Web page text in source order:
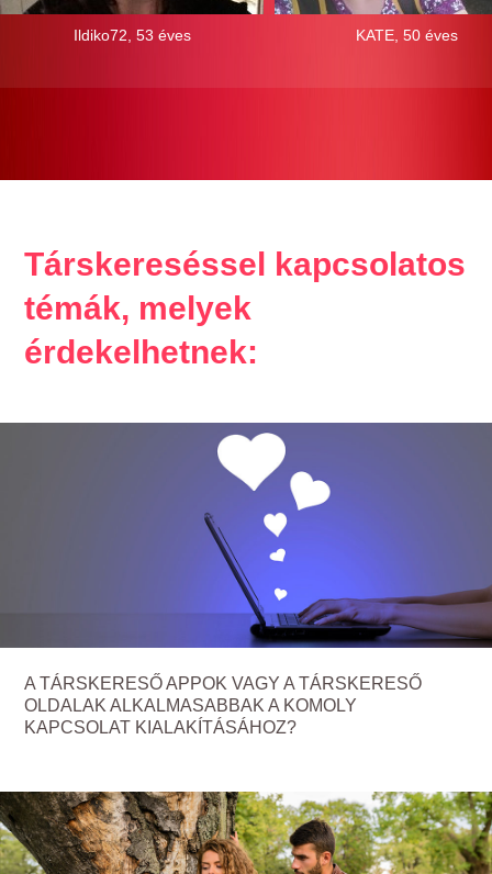
Ildiko72, 53 éves KATE, 50 éves
Társkereséssel kapcsolatos
témák, melyek
érdekelhetnek:
A TÁRSKERESŐ APPOK VAGY A TÁRSKERESŐ
OLDALAK ALKALMASABBAK A KOMOLY
KAPCSOLAT KIALAKÍTÁSÁHOZ?